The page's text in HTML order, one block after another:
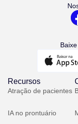
Recursos
Atração de pacientes
IA no prontuário